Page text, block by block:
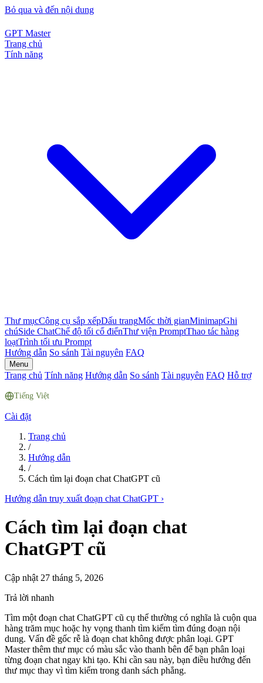
Bỏ qua và đến nội dung
GPT Master
Trang chủ
Tính năng
Thư mụcCông cụ sắp xếpDấu trangMốc thời gianMinimapGhi
chúSide ChatChế độ tối cổ điểnThư viện PromptThao tác hàng
loạtTrình tối ưu Prompt
Hướng dẫn So sánh Tài nguyên FAQ
Menu
Trang chủ Tính năng Hướng dẫn So sánh Tài nguyên FAQ Hỗ trợ
Tiếng Việt
Cài đặt
Trang chủ
/
Hướng dẫn
/
Cách tìm lại đoạn chat ChatGPT cũ
Hướng dẫn truy xuất đoạn chat ChatGPT ›
Cách tìm lại đoạn chat
ChatGPT cũ
Cập nhật 27 tháng 5, 2026
Trả lời nhanh
Tìm một đoạn chat ChatGPT cũ cụ thể thường có nghĩa là cuộn qua
hàng trăm mục hoặc hy vọng thanh tìm kiếm tìm đúng đoạn nội
dung. Vấn đề gốc rễ là đoạn chat không được phân loại. GPT
Master thêm thư mục có màu sắc vào thanh bên để bạn phân loại
từng đoạn chat ngay khi tạo. Khi cần sau này, bạn điều hướng đến
thư mục thay vì tìm kiếm trong danh sách phẳng.